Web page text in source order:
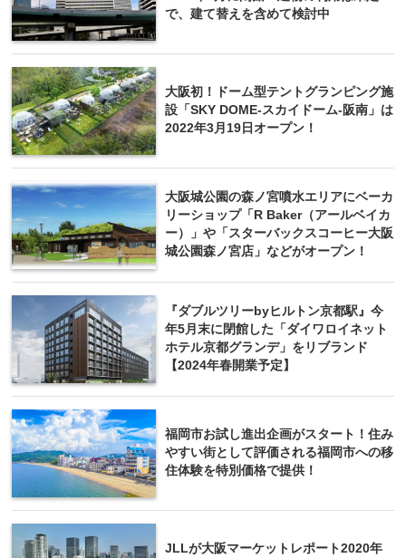
で、建て替えを含めて検討中
大阪初！ドーム型テントグランピング施
設「SKY DOME-スカイドーム-阪南」は
2022年3月19日オープン！
大阪城公園の森ノ宮噴水エリアにベーカ
リーショップ「R Baker（アールベイカ
ー）」や「スターバックスコーヒー大阪
城公園森ノ宮店」などがオープン！
『ダブルツリーbyヒルトン京都駅』今
年5月末に閉館した「ダイワロイネット
ホテル京都グランデ」をリブランド
【2024年春開業予定】
福岡市お試し進出企画がスタート！住み
やすい街として評価される福岡市への移
住体験を特別価格で提供！
JLLが大阪マーケットレポート2020年